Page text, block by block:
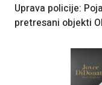
Uprava policije:
pretresani objekti